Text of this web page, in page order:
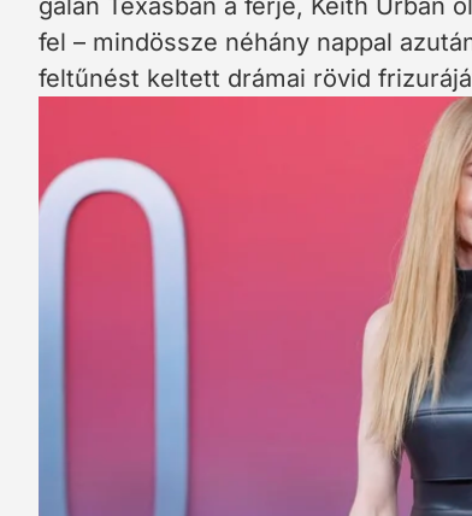
gálán Texasban a férje, Keith Urban
fel – mindössze néhány nappal
feltűnést keltett drámai rövid